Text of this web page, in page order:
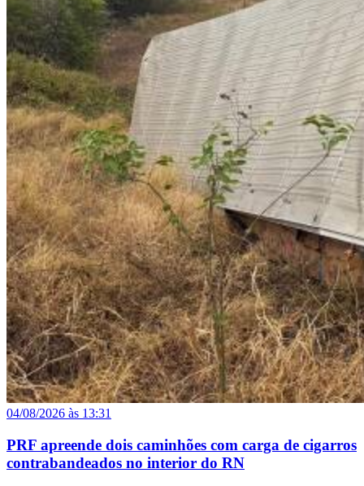
04/08/2026 às 13:31
PRF apreende dois caminhões com carga de cigarros
contrabandeados no interior do RN